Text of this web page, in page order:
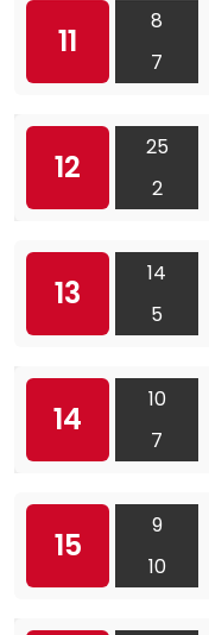
11
8
7
12
25
2
13
14
5
14
10
7
15
9
10